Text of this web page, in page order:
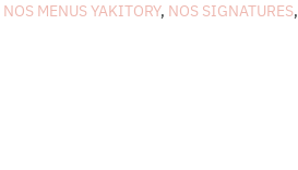
NOS MENUS YAKITORY, NOS SIGNATURES,